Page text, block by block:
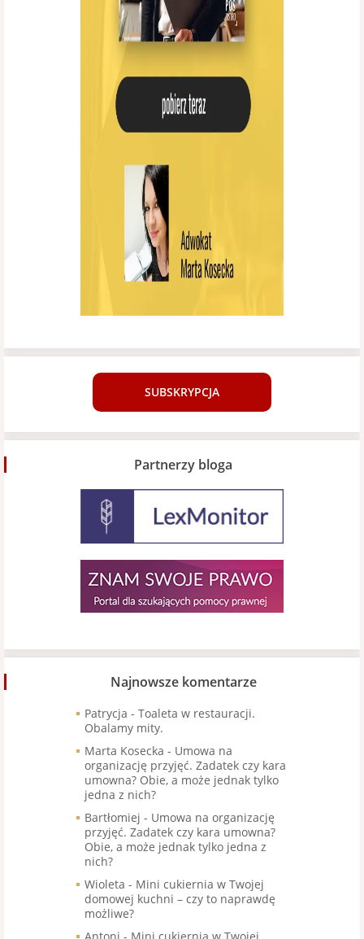
SUBSKRYPCJA
Partnerzy bloga
Najnowsze komentarze
Patrycja - Toaleta w restauracji.
Obalamy mity.
Marta Kosecka - Umowa na
organizację przyjęć. Zadatek czy kara
umowna? Obie, a może jednak tylko
jedna z nich?
Bartłomiej - Umowa na organizację
przyjęć. Zadatek czy kara umowna?
Obie, a może jednak tylko jedna z
nich?
Wioleta - Mini cukiernia w Twojej
domowej kuchni – czy to naprawdę
możliwe?